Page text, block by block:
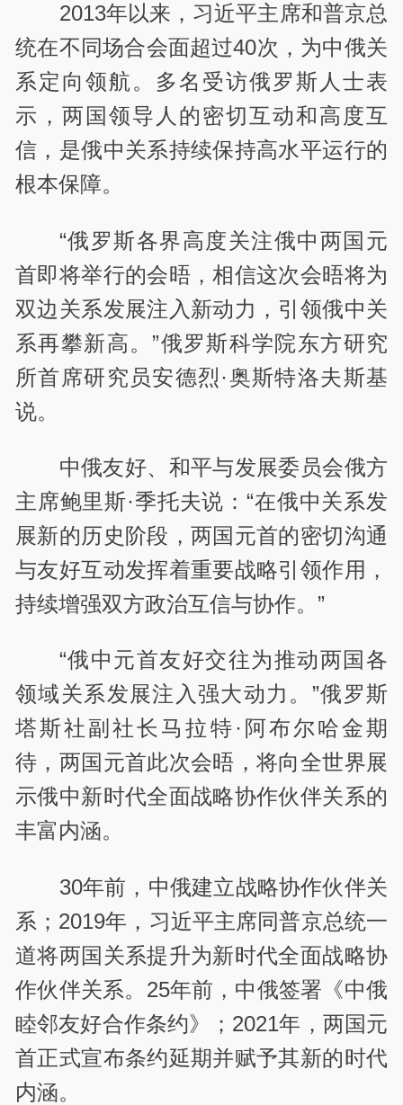
2013年以来，习近平主席和普京总
统在不同场合会面超过40次，为中俄关
系定向领航。多名受访俄罗斯人士表
示，两国领导人的密切互动和高度互
信，是俄中关系持续保持高水平运行的
根本保障。
“俄罗斯各界高度关注俄中两国元
首即将举行的会晤，相信这次会晤将为
双边关系发展注入新动力，引领俄中关
系再攀新高。”俄罗斯科学院东方研究
所首席研究员安德烈·奥斯特洛夫斯基
说。
中俄友好、和平与发展委员会俄方
主席鲍里斯·季托夫说：“在俄中关系发
展新的历史阶段，两国元首的密切沟通
与友好互动发挥着重要战略引领作用，
持续增强双方政治互信与协作。”
“俄中元首友好交往为推动两国各
领域关系发展注入强大动力。”俄罗斯
塔斯社副社长马拉特·阿布尔哈金期
待，两国元首此次会晤，将向全世界展
示俄中新时代全面战略协作伙伴关系的
丰富内涵。
30年前，中俄建立战略协作伙伴关
系；2019年，习近平主席同普京总统一
道将两国关系提升为新时代全面战略协
作伙伴关系。25年前，中俄签署《中俄
睦邻友好合作条约》；2021年，两国元
首正式宣布条约延期并赋予其新的时代
内涵。